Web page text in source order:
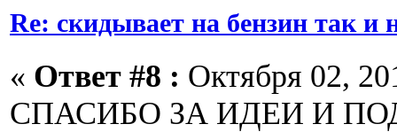
Re: скидывает на бензин так
« Ответ #8 : Октября 02,
СПАСИБО ЗА ИДЕИ И